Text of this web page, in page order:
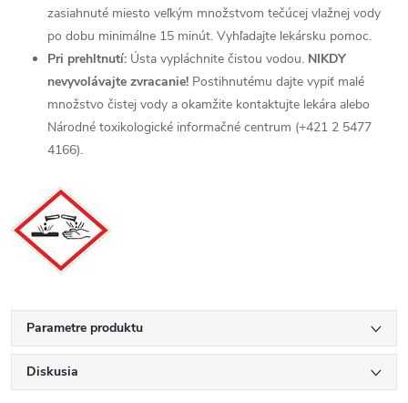
zasiahnuté miesto veľkým množstvom tečúcej vlažnej vody
po dobu minimálne 15 minút. Vyhľadajte lekársku pomoc.
Pri prehltnutí: Ústa vypláchnite čistou vodou. NIKDY
nevyvolávajte zvracanie! Postihnutému dajte vypiť malé
množstvo čistej vody a okamžite kontaktujte lekára alebo
Národné toxikologické informačné centrum (+421 2 5477
4166).
Parametre produktu
Diskusia